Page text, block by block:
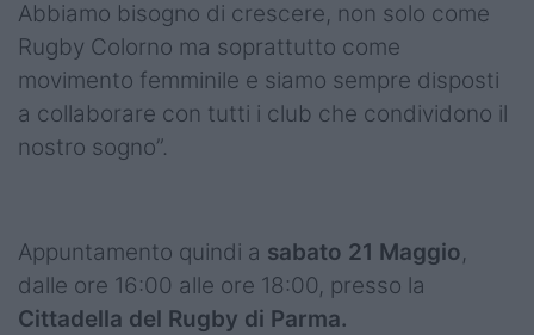
Abbiamo bisogno di crescere, non solo come
Rugby Colorno ma soprattutto come
movimento femminile e siamo sempre disposti
a collaborare con tutti i club che condividono il
nostro sogno”.
Appuntamento quindi a sabato 21 Maggio,
dalle ore 16:00 alle ore 18:00, presso la
Cittadella del Rugby di Parma.